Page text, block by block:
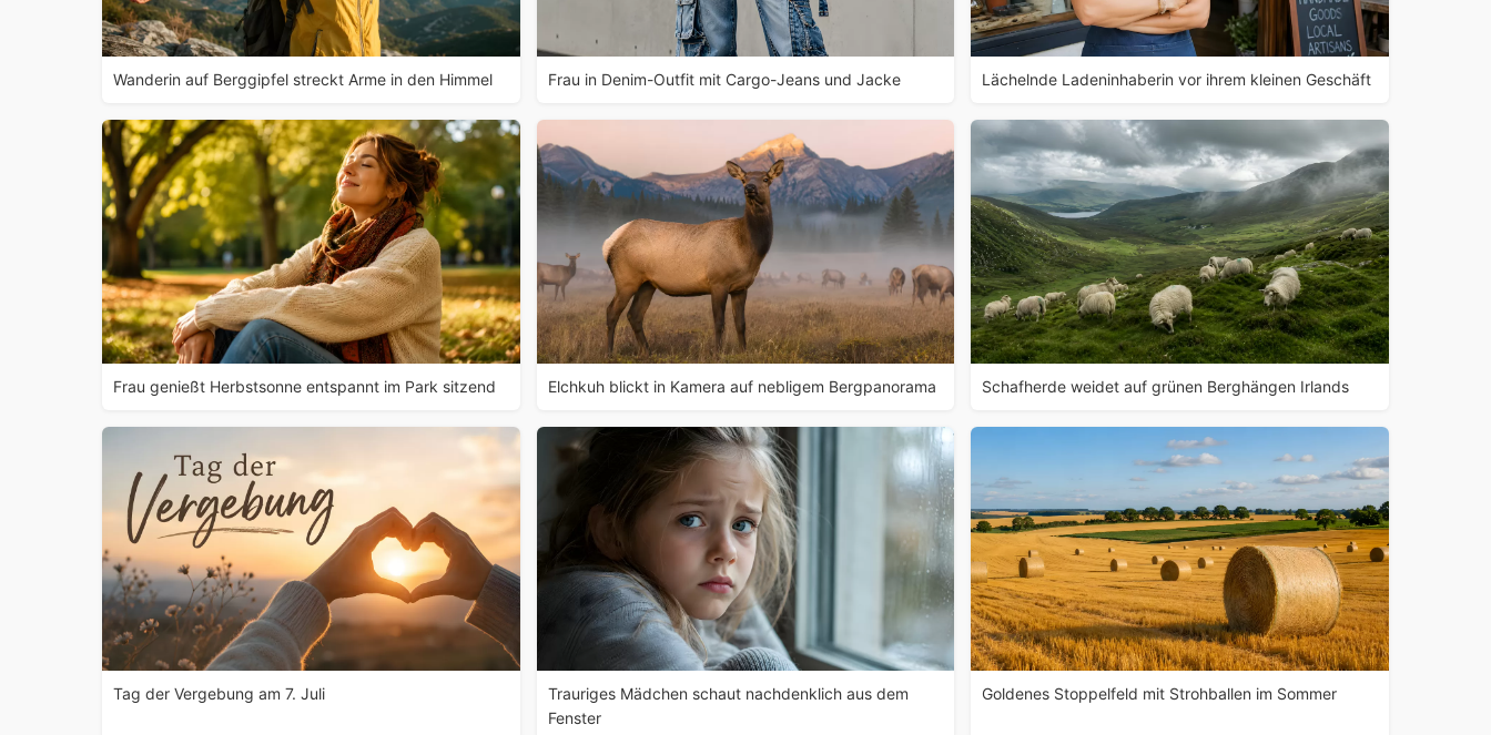
Wanderin auf Berggipfel streckt Arme in den Himmel Frau in Denim-Outfit mit Cargo-Jeans und Jacke Lächelnde Ladeninhaberin vor ihrem kleinen Geschäft
Frau genießt Herbstsonne entspannt im Park sitzend Elchkuh blickt in Kamera auf nebligem Bergpanorama Schafherde weidet auf grünen Berghängen Irlands
Tag der Vergebung am 7. Juli
Trauriges Mädchen schaut nachdenklich aus dem
Fenster
Goldenes Stoppelfeld mit Strohballen im Sommer